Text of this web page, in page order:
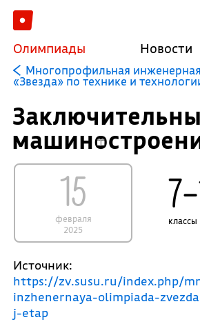
Олимпиады Новости
Многопрофильная
«Звезда» по технике и
15
февраля
2025
классы
Источник:
https://zv.susu.ru/index.php/
inzhenernaya-olimpiada-
j-etap